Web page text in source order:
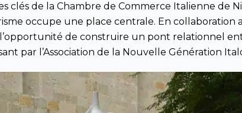
clés de la Chambre de Commerce Italienne de
occupe une place centrale. En collaboration
l’opportunité de construire un pont relationnel
par l’Association de la Nouvelle Génération